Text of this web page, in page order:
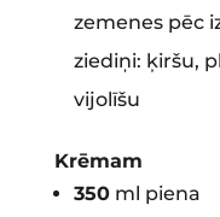
zemenes pēc
ziediņi: ķiršu,
vijolīšu
Krēmam
350ml piena